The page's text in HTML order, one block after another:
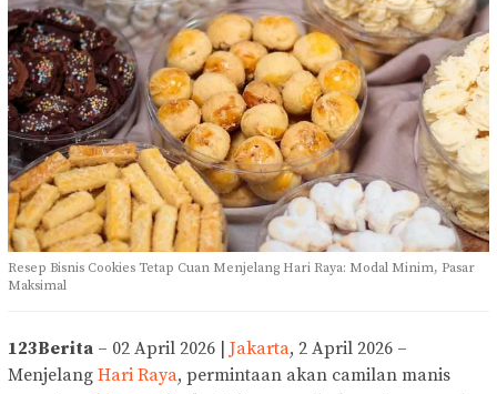
Resep Bisnis Cookies Tetap Cuan Menjelang Hari Raya: Modal Minim, Pasar
Maksimal
123Berita – 02 April 2026 | Jakarta, 2 April 2026 –
Menjelang Hari Raya, permintaan akan camilan manis